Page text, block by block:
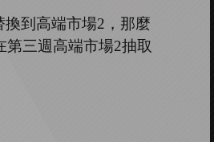
換到高端市場2 ，那麼
第三週高端市場2抽取